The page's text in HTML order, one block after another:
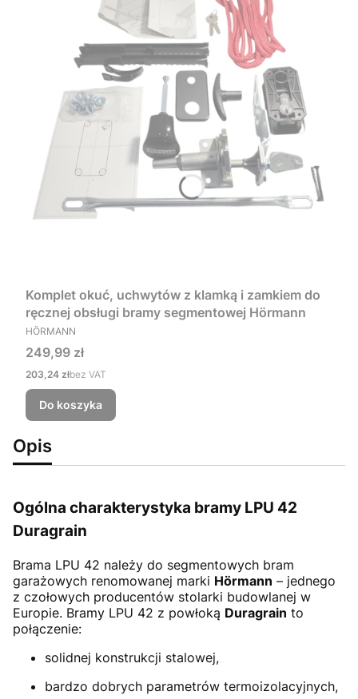
Komplet okuć, uchwytów z klamką i zamkiem do
ręcznej obsługi bramy segmentowej Hörmann
PRODUCENT
HÖRMANN
Cena
249,99 zł
Cena
203,24 złbez VAT
Do koszyka
Opis
Ogólna charakterystyka bramy LPU 42
Duragrain
Brama LPU 42 należy do segmentowych bram
garażowych renomowanej marki Hörmann – jednego
z czołowych producentów stolarki budowlanej w
Europie. Bramy LPU 42 z powłoką Duragrain to
połączenie:
solidnej konstrukcji stalowej,
bardzo dobrych parametrów termoizolacyjnych,